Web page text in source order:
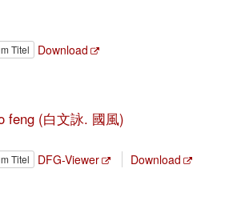
Titel Download
feng (白文詠. 國風)
Titel DFG-Viewer Download